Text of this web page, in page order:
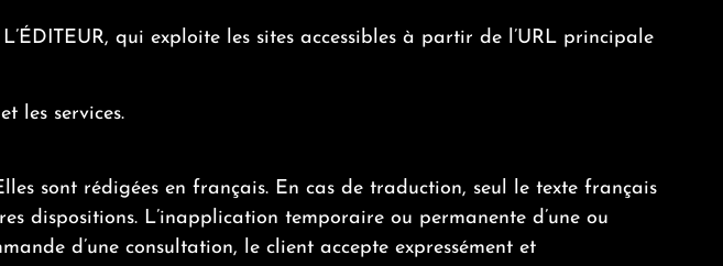
qui exploite les sites accessibles à partir de l’URL principale
les services.
sont rédigées en français. En cas de traduction, seul le texte français
dispositions. L’inapplication temporaire ou permanente d’une ou
d’une consultation, le client accepte expressément et